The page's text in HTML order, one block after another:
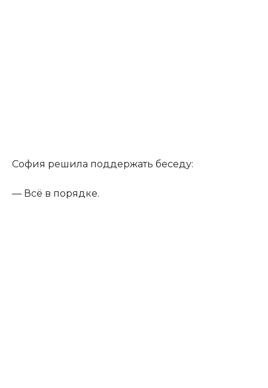
София решила поддержать беседу:
— Всё в порядке.